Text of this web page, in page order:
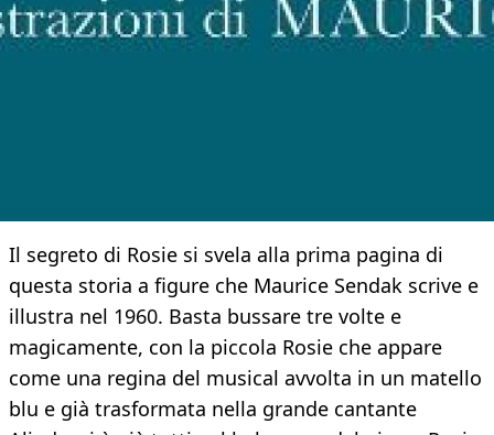
Il segreto di Rosie si svela alla prima pagina di
questa storia a figure che Maurice Sendak scrive e
illustra nel 1960. Basta bussare tre volte e
magicamente, con la piccola Rosie che appare
come una regina del musical avvolta in un matello
blu e già trasformata nella grande cantante